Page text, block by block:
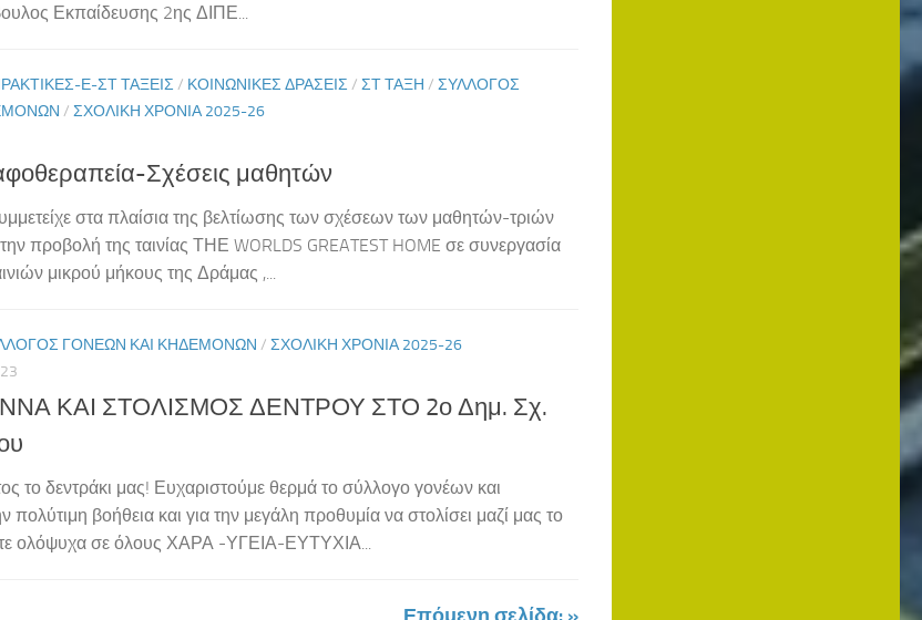
Εκπαίδευσης 2ης ΔΙΠΕ...
Ε-ΣΤ ΤΑΞΕΙΣ / ΚΟΙΝΩΝΙΚΈΣ ΔΡΆΣΕΙΣ / ΣΤ ΤΆΞΗ / ΣΎΛΛΟΓΟΣ
/ ΣΧΟΛΙΚΉ ΧΡΟΝΙΆ 2025-26
Σχέσεις μαθητών
στα πλαίσια της βελτίωσης των σχέσεων των μαθητών-τριών
προβολή της ταινίας ΤΗΕ WORLDS GREATEST HOME σε συνεργασία
μικρού μήκους της Δράμας ,...
ΓΟΝΈΩΝ ΚΑΙ ΚΗΔΕΜΌΝΩΝ / ΣΧΟΛΙΚΉ ΧΡΟΝΙΆ 2025-26
ΚΑΙ ΣΤΟΛΙΣΜΟΣ ΔΕΝΤΡΟΥ ΣΤΟ 2ο Δημ. Σχ.
το δεντράκι μας! Ευχαριστούμε θερμά το σύλλογο γονέων και
πολύτιμη βοήθεια και για την μεγάλη προθυμία να στολίσει μαζί μας το
ολόψυχα σε όλους ΧΑΡΑ -ΥΓΕΙΑ-ΕΥΤΥΧΙΑ...